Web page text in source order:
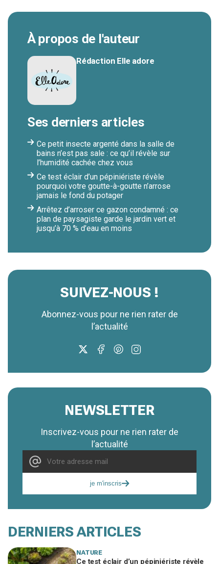
À propos de l'auteur
Rédaction Elle adore
Ses derniers articles
Ce petit insecte argenté dans la salle de
bains n’est pas sale : ce qu’il révèle sur
l’humidité cachée chez vous
Ce test éclair d’un pépiniériste révèle
pourquoi votre goutte-à-goutte n’arrose
jamais le fond du potager
Arrêtez d’arroser ce gazon condamné : ce
plan de paysagiste garde le jardin vert et
jusqu’à 70 % d’eau en moins
SUIVEZ-NOUS !
Abonnez-vous pour ne rien rater de
l’actualité
NEWSLETTER
Inscrivez-vous pour ne rien rater de
l’actualité
je m'inscris
DERNIERS ARTICLES
NATURE
Ce test éclair d’un pépiniériste révèle